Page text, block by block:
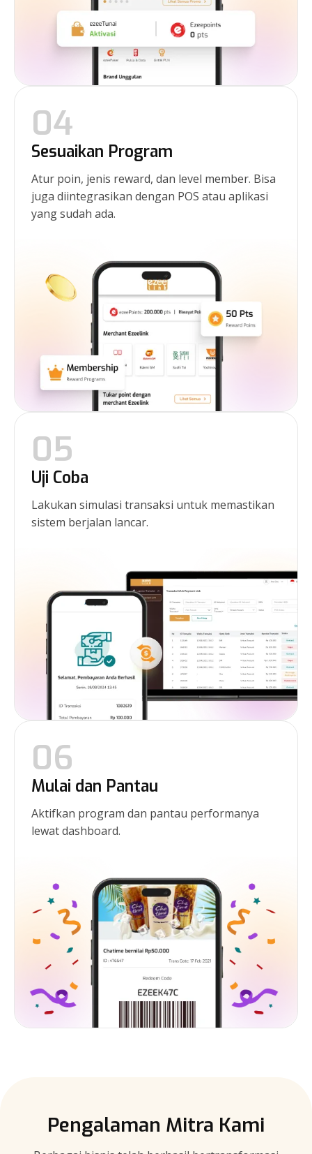
04
Sesuaikan Program
Atur poin, jenis reward, dan level member. Bisa
juga diintegrasikan dengan POS atau aplikasi
yang sudah ada.
05
Uji Coba
Lakukan simulasi transaksi untuk memastikan
sistem berjalan lancar.
06
Mulai dan Pantau
Aktifkan program dan pantau performanya
lewat dashboard.
Pengalaman Mitra Kami